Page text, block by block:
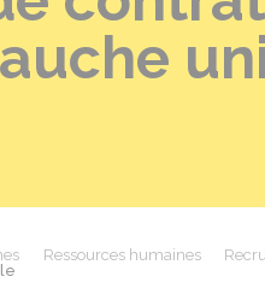
Ressources humaines